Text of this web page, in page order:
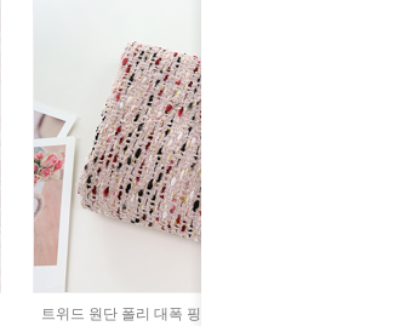
트위드 원단 폴리 대폭 핑크부클 ST001